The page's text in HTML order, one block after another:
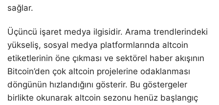
sağlar.
Üçüncü işaret medya ilgisidir. Arama trendlerindeki
yükseliş, sosyal medya platformlarında altcoin
etiketlerinin öne çıkması ve sektörel haber akışının
Bitcoin’den çok altcoin projelerine odaklanması
döngünün hızlandığını gösterir. Bu göstergeler
birlikte okunarak altcoin sezonu henüz başlangıç